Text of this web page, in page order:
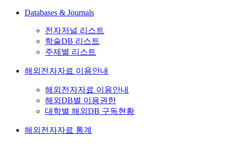
Databases & Journals
전자저널 리스트
학술DB 리스트
주제별 리스트
해외전자자료 이용안내
해외전자자료 이용안내
해외DB별 이용권한
대학별 해외DB 구독현황
해외전자자료 통계